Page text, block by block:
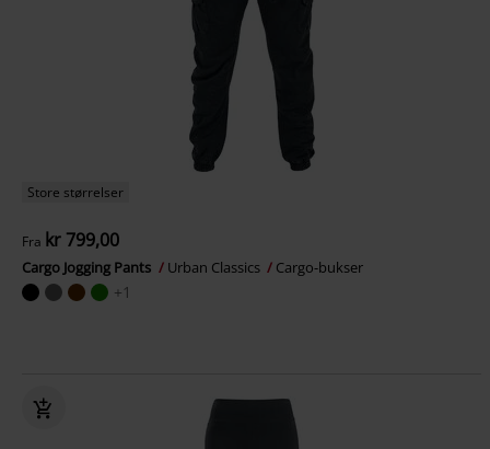
Store størrelser
Fra kr 799,00
Cargo Jogging Pants Urban Classics Cargo-bukser
+1